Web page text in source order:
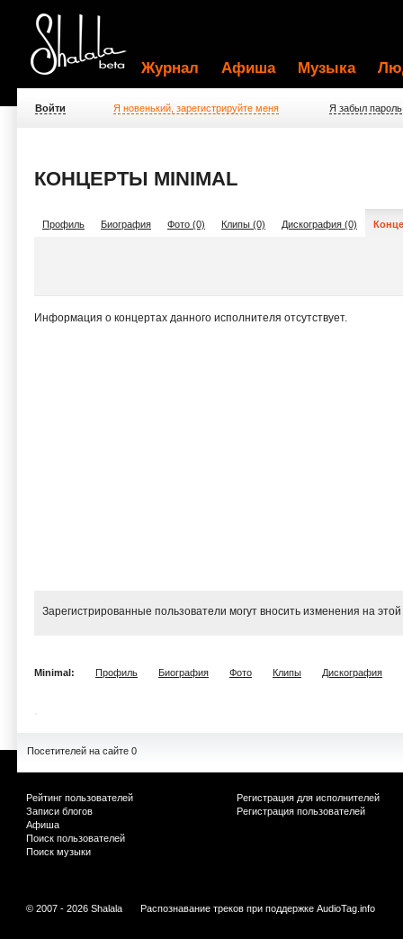
Журнал Афиша Музыка
Войти Я новенький, зарегистрируйте меня Я забыл пароль
КОНЦЕРТЫ MINIMAL
Профиль Биография Фото (0) Клипы (0) Дискография (0)
Информация о концертах данного исполнителя отсутствует.
Зарегистрированные пользователи могут вносить изменения на
Minimal: Профиль Биография Фото Клипы Дискография
Посетителей на сайте 0
Рейтинг пользователей
Записи блогов
Афиша
Поиск пользователей
Поиск музыки
Регистрация для исполнителей
Регистрация пользователей
© 2007 - 2026 Shalala Распознавание треков при поддержке AudioTag.info